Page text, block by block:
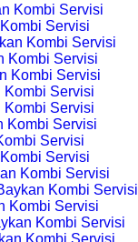
Kombi Servisi
Servisi
Kombi Servisi
Kombi Servisi
Kombi Servisi
Kombi Servisi
Kombi Servisi
Kombi Servisi
Servisi
Servisi
Kombi Servisi
Kombi Servisi
Kombi Servisi
Kombi Servisi
Kombi Servisi